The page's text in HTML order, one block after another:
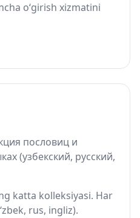
o‘girish xizmatini
пословиц и
(узбекский, русский,
katta kolleksiyasi. Har
rus, ingliz).